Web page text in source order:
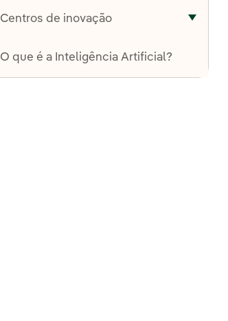
Centros de inovação
O que é a Inteligência Artificial?